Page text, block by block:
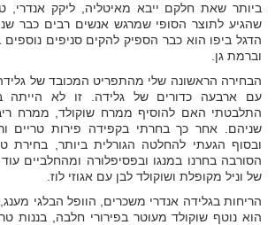
ביותר שאת חלקם ייבא מאיטליה, ליקק אנדרי,
שהגיע לתוצר הסופי שמרגש אנשים רבים כבר
הדגל ביפו הוא כבר הספיק להקים סניפים נוספים
וברמת גן.
הבחירה הראשונה שלי מהתפריט המכובד של
עם ארבעה כדורים של גלידה. זו לא הייתה
התלבטתי האם להוסיף ממרח שוקולד, ממרח
שניהם. אחר כך בחרתי בקפידה פירות טריים
ובסוף הגעתי להחלטה הגורלית ביותר, בחירת
הסורבה בחרנו במנגו ובפסיפלורה ומהחלביים
של וניל מקופלת ושוקולד לבן עם אגוזי לוז.
הריחות בגלידה אנדרי משכרים, הוופל הבלגי
הוא נוטף שוקולד מעוטר בפירורי חלבה, בננות